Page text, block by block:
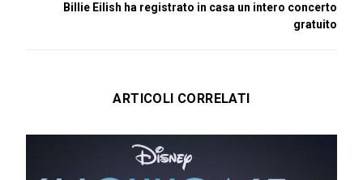
Billie Eilish ha registrato in casa un intero concerto
gratuito
ARTICOLI CORRELATI